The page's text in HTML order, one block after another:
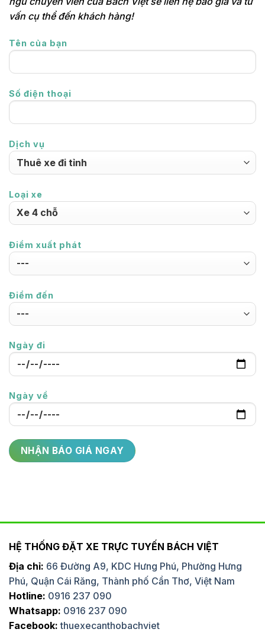
vấn cụ thể đến khách hàng!
Tên của bạn
Số điện thoại
Dịch vụ
Loại xe
Điểm xuất phát
Điểm đến
Ngày đi
Ngày về
HỆ THỐNG ĐẶT XE TRỰC TUYẾN BÁCH VIỆT
Địa chỉ: 66 Đường A9, KDC Hưng Phú, Phường Hưng
Phú, Quận Cái Răng, Thành phố Cần Thơ, Việt Nam
Hotline: 0916 237 090
Whatsapp: 0916 237 090
Facebook: thuexecanthobachviet